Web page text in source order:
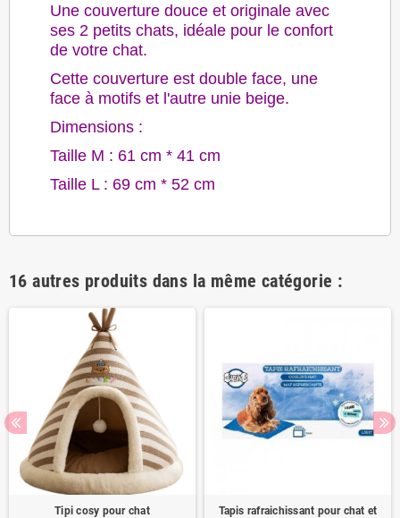
Une couverture douce et originale avec
ses 2 petits chats, idéale pour le confort
de votre chat.
Cette couverture est double face, une
face à motifs et l'autre unie beige.
Dimensions :
Taille M : 61 cm * 41 cm
Taille L : 69 cm * 52 cm
16 autres produits dans la même catégorie :
Tipi cosy pour chat
Tapis rafraichissant pour chat et